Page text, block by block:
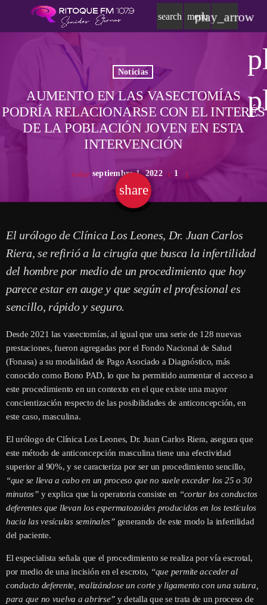
search menu
play_arrow
Noticias
AUMENTO EN LAS VASECTOMÍAS
PODRÍA RELACIONARSE CON EL INTERÉS
DE LA POBLACIÓN JOVEN EN ESTA
INTERVENCIÓN
today septiembre 1, 2022 1
share
email
El urólogo de Clínica Los Leones, Dr. Juan Carlos
Riera, se refirió a la cirugía que busca la infertilidad
del hombre por medio de un procedimiento que hoy
parece estar en auge y que según el profesional es
sencillo, rápido y seguro.
Desde 2021 las vasectomías, al igual que una serie de 128 nuevas
prestaciones, fueron agregadas por el Fondo Nacional de Salud
(Fonasa) a su modalidad de Pago Asociado a Diagnóstico, más
conocido como Bono PAD, lo que ha permitido aumentar el acceso a
este procedimiento en un contexto en el que existe una mayor
concientización respecto de las posibilidades de anticoncepción, en
este caso, masculina.
El urólogo de Clínica Los Leones, Dr. Juan Carlos Riera, asegura que
este método de anticoncepción masculina tiene una efectividad
superior al 90%, y se caracteriza por ser un procedimiento sencillo,
“que se lleva a cabo en un proceso que no suele exceder los 25 o 30
minutos”y explica que la operatoria consiste en “cortar los conductos
deferentes que llevan los espermatozoides producidos en los testículos
hacia las vesículas seminales”generando de este modo la infertilidad
del paciente.
El especialista señala que el procedimiento se realiza por vía escrotal,
por medio de una incisión en el escroto, “que permite acceder al
conducto deferente, realizándose un corte y ligamento con una sutura,
para que no vuelva a abrirse” y detalla que se trata de un proceso de